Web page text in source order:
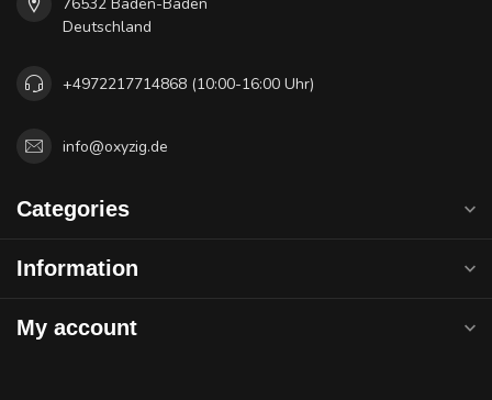
Deutschland
+4972217714868 (10:00-16:00 Uhr)
info@oxyzig.de
Categories
Information
My account